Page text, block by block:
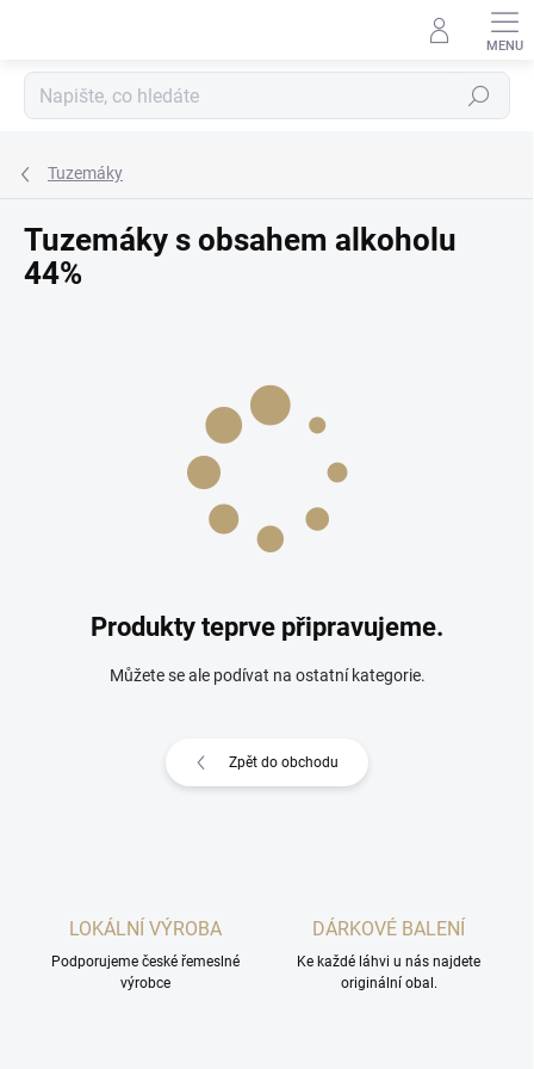
Hledat
Tuzemáky
Tuzemáky s obsahem alkoholu
44%
Produkty teprve připravujeme.
Můžete se ale podívat na ostatní kategorie.
Zpět do obchodu
LOKÁLNÍ VÝROBA
Podporujeme české řemeslné
výrobce
DÁRKOVÉ BALENÍ
Ke každé láhvi u nás najdete
originální obal.